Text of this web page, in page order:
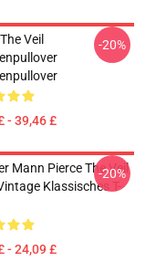
Veil
- 39,46 £
-20%
Mann Pierce The Veil
Klassisches T-
- 24,09 £
-20%